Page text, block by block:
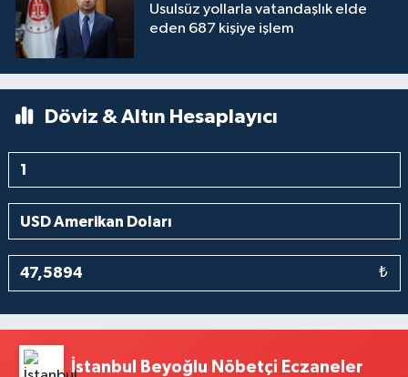
Usulsüz yollarla vatandaşlık elde
eden 687 kişiye işlem
Döviz & Altın Hesaplayıcı
₺
İstanbul Beyoğlu Nöbetçi Eczaneler